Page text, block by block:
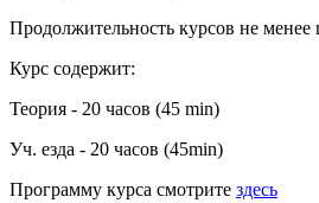
Продолжительность курсов не менее
Курс содержит:
Теория - 20 часов (45 min)
Уч. езда - 20 часов (45min)
Программу курса смотрите здесь